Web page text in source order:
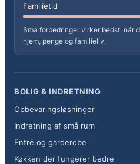
Familietid
Små forbedringer virker bedst,
hjem, penge og familieliv.
BOLIG & INDRETNING
Opbevaringsløsninger
Indretning af små rum
Entré og garderobe
Køkken der fungerer bedre